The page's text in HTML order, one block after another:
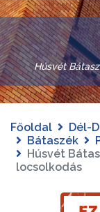
Húsvét
Főoldal Dél-
Bátaszék
Húsvét
locsolkodás